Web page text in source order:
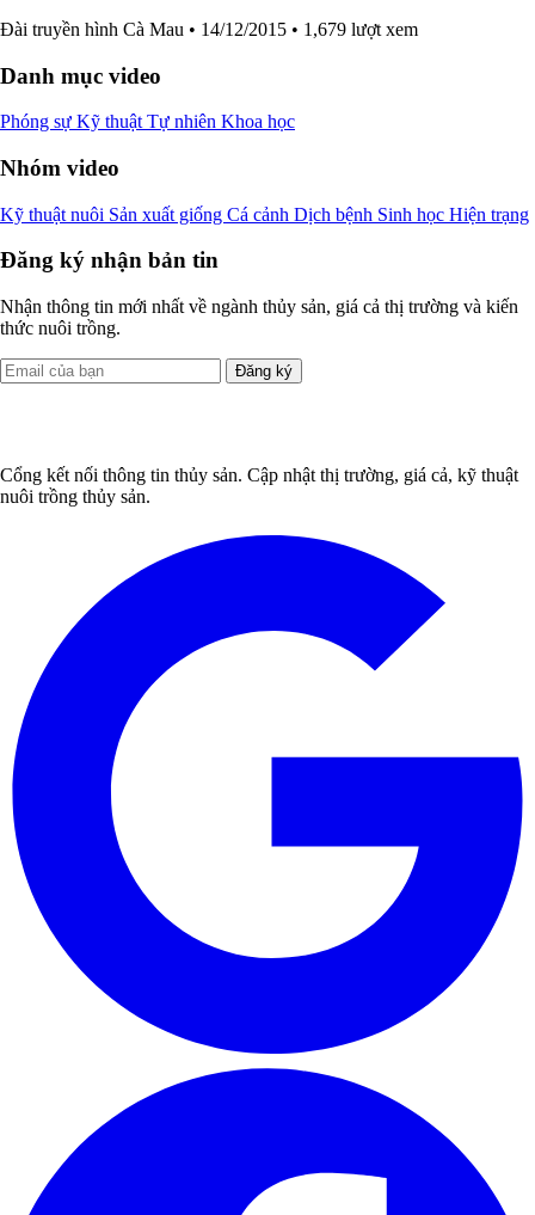
Đài truyền hình Cà Mau • 14/12/2015 • 1,679 lượt xem
Danh mục video
Phóng sự Kỹ thuật Tự nhiên Khoa học
Nhóm video
Kỹ thuật nuôi Sản xuất giống Cá cảnh Dịch bệnh Sinh học Hiện trạng
Đăng ký nhận bản tin
Nhận thông tin mới nhất về ngành thủy sản, giá cả thị trường và kiến
thức nuôi trồng.
Đăng ký
Cổng kết nối thông tin thủy sản. Cập nhật thị trường, giá cả, kỹ thuật
nuôi trồng thủy sản.